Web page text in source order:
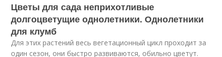
Цветы для сада неприхотливые
долгоцветущие однолетники. Однолетники
для клумб
Для этих растений весь вегетационный цикл проходит за
один сезон, они быстро развиваются, обильно цветут.